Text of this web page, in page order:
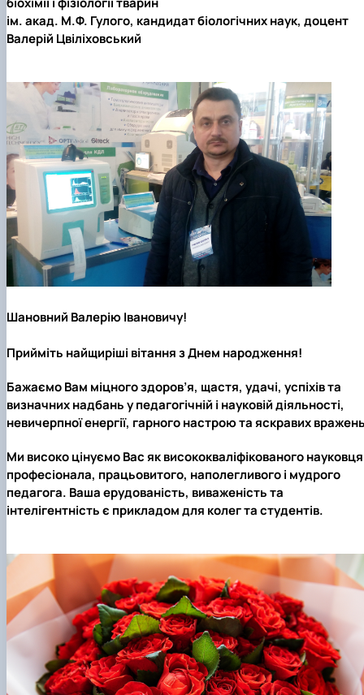
ім. акад. М.Ф. Гулого, кандидат біологічних наук, доцент
Валерій Цвіліховський
Шановний Валерію Івановичу!
Прийміть найщиріші вітання з Днем народження!
Бажаємо Вам міцного здоров’я, щастя, удачі, успіхів та
визначних надбань у педагогічній і науковій діяльності,
невичерпної енергії, гарного настрою та яскравих
Ми високо цінуємо Вас як висококваліфікованого
професіонала, працьовитого, наполегливого і мудрого
педагога. Ваша ерудованість, виваженість та
інтелігентність є прикладом для колег та студентів.